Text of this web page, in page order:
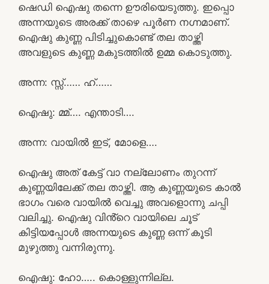
ഷെഡി ഐഷു തന്നെ ഊരിയെടുത്തു. ഇപ്പൊ
അന്നയുടെ അരക്ക് താഴെ പൂർണ നഗ്നമാണ്.
ഐഷു കുണ്ണ പിടിച്ചുകൊണ്ട് തല താഴ്ത്തി
അവളുടെ കുണ്ണ മകുടത്തിൽ ഉമ്മ കൊടുത്തു.
അന്ന: സ്സ്‌…… ഹ്……
ഐഷു: മ്മ്…. എന്താടി….
അന്ന: വായിൽ ഇട്, മോളെ….
ഐഷു അത് കേട്ട് വാ നല്ലോണം തുറന്ന്
കുണ്ണയിലേക്ക് തല താഴ്ത്തി. ആ കുണ്ണയുടെ കാൽ
ഭാഗം വരെ വായിൽ വെച്ചു അവളൊന്നു ചപ്പി
വലിച്ചു. ഐഷു വിൻ്റെ വായിലെ ചൂട്
കിട്ടിയപ്പോൾ അന്നയുടെ കുണ്ണ ഒന്ന് കൂടി
മുഴുത്തു വന്നിരുന്നു.
ഐഷു: ഹോ….. കൊള്ളുന്നില്ല.